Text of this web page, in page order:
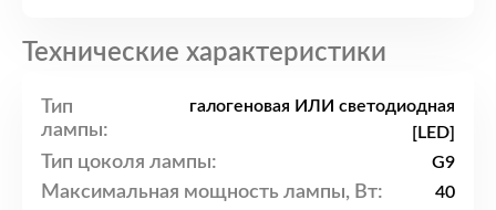
Технические характеристики
Тип
лампы:
галогеновая ИЛИ светодиодная
[LED]
Тип цоколя лампы: G9
Максимальная мощность лампы, Вт: 40